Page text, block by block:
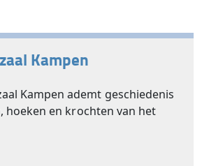
Kampen
Kampen ademt geschiedenis
hoeken en krochten van het